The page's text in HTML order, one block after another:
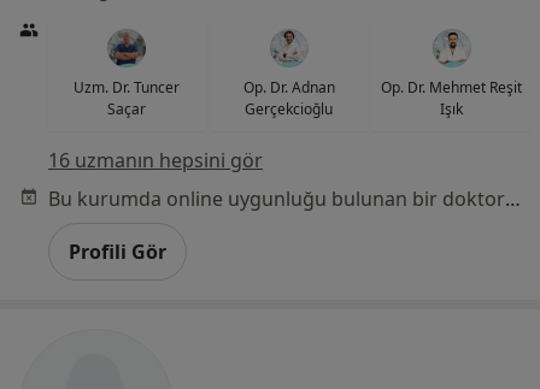
Uzm. Dr. Tuncer
Saçar
Op. Dr. Adnan
Gerçekcioğlu
Op. Dr. Mehmet Reşit
Işık
16 uzmanın hepsini gör
Bu kurumda online uygunluğu bulunan bir doktor veya uzman bulunamadı
Profili Gör